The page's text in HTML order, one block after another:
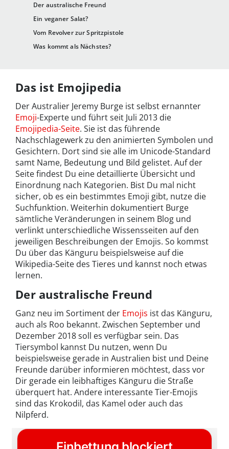
Der australische Freund
Ein veganer Salat?
Vom Revolver zur Spritzpistole
Was kommt als Nächstes?
Das ist Emojipedia
Der Australier Jeremy Burge ist selbst ernannter
Emoji-Experte und führt seit Juli 2013 die
Emojipedia-Seite. Sie ist das führende
Nachschlagewerk zu den animierten Symbolen und
Gesichtern. Dort sind sie alle im Unicode-Standard
samt Name, Bedeutung und Bild gelistet. Auf der
Seite findest Du eine detaillierte Übersicht und
Einordnung nach Kategorien. Bist Du mal nicht
sicher, ob es ein bestimmtes Emoji gibt, nutze die
Suchfunktion. Weiterhin dokumentiert Burge
sämtliche Veränderungen in seinem Blog und
verlinkt unterschiedliche Wissensseiten auf den
jeweiligen Beschreibungen der Emojis. So kommst
Du über das Känguru beispielsweise auf die
Wikipedia-Seite des Tieres und kannst noch etwas
lernen.
Der australische Freund
Ganz neu im Sortiment der Emojis ist das Känguru,
auch als Roo bekannt. Zwischen September und
Dezember 2018 soll es verfügbar sein. Das
Tiersymbol kannst Du nutzen, wenn Du
beispielsweise gerade in Australien bist und Deine
Freunde darüber informieren möchtest, dass vor
Dir gerade ein leibhaftiges Känguru die Straße
überquert hat. Andere interessante Tier-Emojis
sind das Krokodil, das Kamel oder auch das
Nilpferd.